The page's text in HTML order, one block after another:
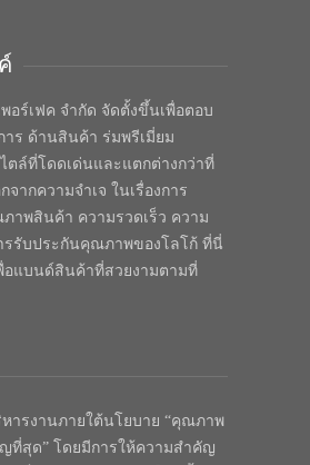
อร์เฟค จำกัด จัดตั้งขึ้นเพื่อตอบ
าร ด้านสินค้า ร่มพรีเมี่ยม
ตล์ที่โดดเด่นและแตกต่างกว่าที่
จากความจำเจ ในเรื่องการ
าพสินค้า ความรวดเร็ว ความ
รรับประกันคุณภาพของโลโก้ ที่นี่
อแบนด์สินค้าที่สวยงามตามที่
ารงานภายใต้นโยบาย “คุณภาพ
ที่สุด” โดยมีการให้ความสำคัญ